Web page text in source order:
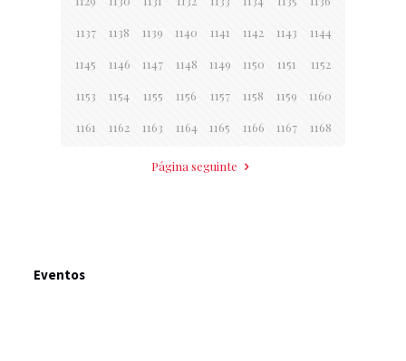
1137 1138 1139 1140 1141 1142 1143 1144
1145 1146 1147 1148 1149 1150 1151 1152
1153 1154 1155 1156 1157 1158 1159 1160
1161 1162 1163 1164 1165 1166 1167 1168
Página seguinte
Eventos